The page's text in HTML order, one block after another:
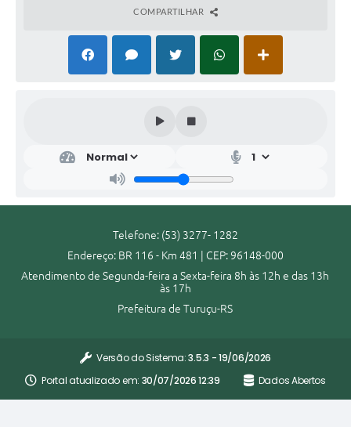
COMPARTILHAR
Telefone: (53) 3277- 1282
Endereço: BR 116 - Km 481 | CEP: 96148-000
Atendimento de Segunda-feira a Sexta-feira 8h às 12h e das 13h
às 17h
Prefeitura de Turuçu-RS
Versão do Sistema:3.5.3 - 19/06/2026
Portal atualizado em: 30/07/2026 12:39 Dados Abertos